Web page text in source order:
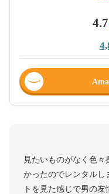
4.7
見たいものがなく色
かったのでレンタルし
トを見た感じで男の